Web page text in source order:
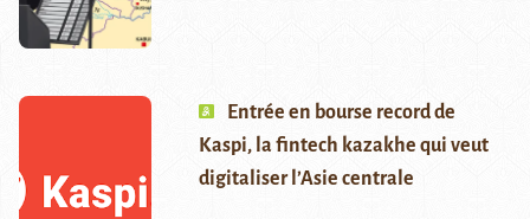
Entrée en bourse record de
Kaspi, la fintech kazakhe qui veut
digitaliser l’Asie centrale